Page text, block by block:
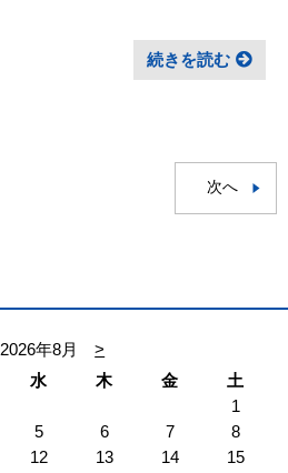
続きを読む
次へ
2026年8月
>
水 木 金
土
1
5 6 7
8
12 13 14
15